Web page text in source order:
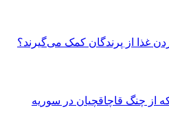
غذا از پرندگان کمک می‌گیرند؟
از چنگ قاچاقچیان در سوریه